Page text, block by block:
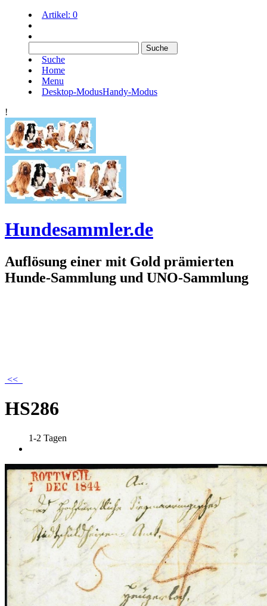
Artikel: 0
Suche
Home
Menu
Desktop-ModusHandy-Modus
!
Hundesammler.de
Auflösung einer mit Gold prämierten
Hunde-Sammlung und UNO-Sammlung
<<
HS286
1-2 Tagen